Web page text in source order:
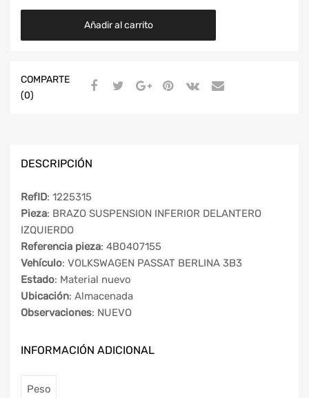
Añadir al carrito
COMPARTE
(0)
DESCRIPCIÓN
RefID: 1225315
Pieza: BRAZO SUSPENSION INFERIOR DELANTERO
IZQUIERDO
Referencia pieza: 4B0407155
Vehículo: VOLKSWAGEN PASSAT BERLINA 3B3
Estado: Material nuevo
Ubicación: Almacenada
Observaciones: NUEVO
INFORMACIÓN ADICIONAL
Peso